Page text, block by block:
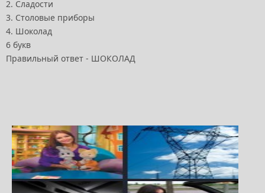
2. Сладости
3. Столовые приборы
4. Шоколад
6 букв
Правильный ответ - ШОКОЛАД